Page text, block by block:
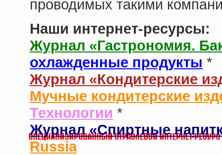
проводимых такими
Наши интернет-ресурсы:
Журнал «Гастрономия.
охлажденные продукты *
Журнал «Кондитерские
Мучные кондитерские
Технологии *
Журнал «Спиртные
Russia